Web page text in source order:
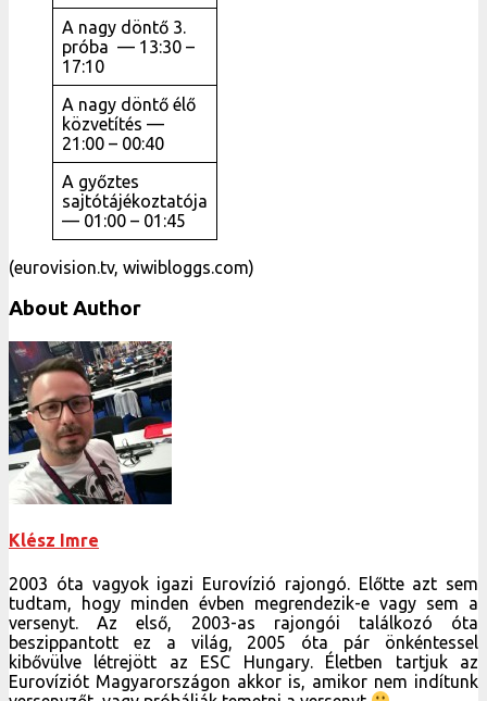
A nagy döntő 3.
próba — 13:30 –
17:10
A nagy döntő élő
közvetítés —
21:00 – 00:40
A győztes
sajtótájékoztatója
— 01:00 – 01:45
(eurovision.tv, wiwibloggs.com)
About Author
Klész Imre
2003 óta vagyok igazi Eurovízió rajongó. Előtte azt sem
tudtam, hogy minden évben megrendezik-e vagy sem a
versenyt. Az első, 2003-as rajongói találkozó óta
beszippantott ez a világ, 2005 óta pár önkéntessel
kibővülve létrejött az ESC Hungary. Életben tartjuk az
Eurovíziót Magyarországon akkor is, amikor nem indítunk